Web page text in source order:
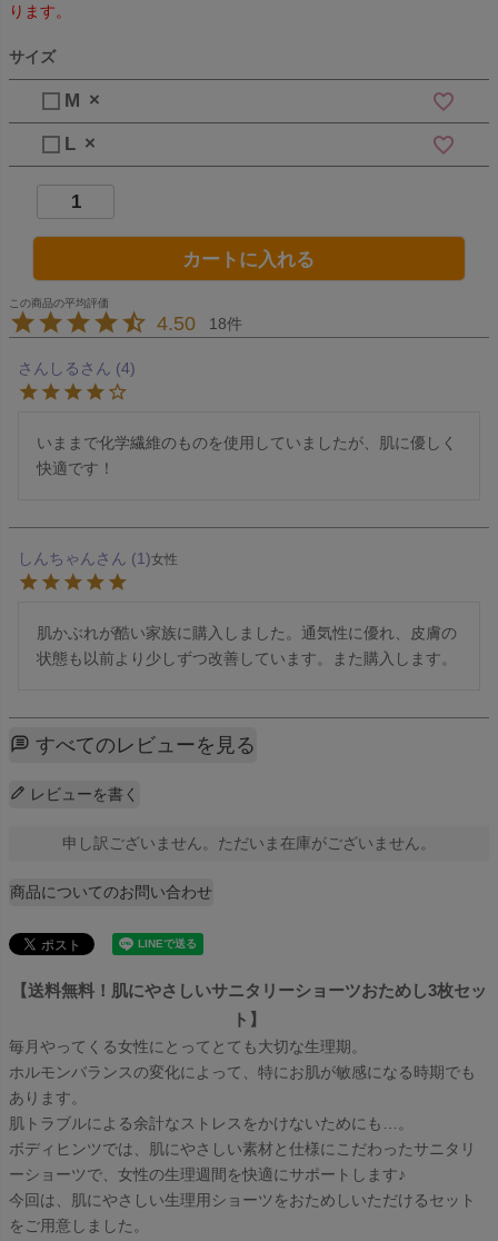
ります。
サイズ
M ×
L ×
カートに入れる
4.50 18
さんしる 4
いままで化学繊維のものを使用していましたが、肌に優しく
しんちゃん 1 女性
肌かぶれが酷い家族に購入しました。通気性に優れ、皮膚の
状態も以前より少しずつ改善しています。また購入します。
すべてのレビューを見る
レビューを書く
申し訳ございません。ただいま在庫がございません。
商品についてのお問い合わせ
【送料無料！肌にやさしいサニタリーショーツおためし3枚セッ
ト】
毎月やってくる女性にとってとても大切な生理期。
ホルモンバランスの変化によって、特にお肌が敏感になる時期でも
あります。
肌トラブルによる余計なストレスをかけないためにも…。
ボディヒンツでは、肌にやさしい素材と仕様にこだわったサニタリ
ーショーツで、女性の生理週間を快適にサポートします♪
今回は、肌にやさしい生理用ショーツをおためしいただけるセット
をご用意しました。